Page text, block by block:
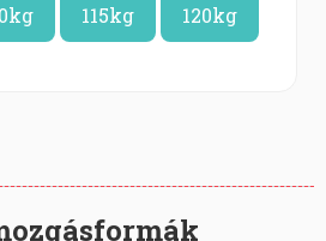
115kg 120kg